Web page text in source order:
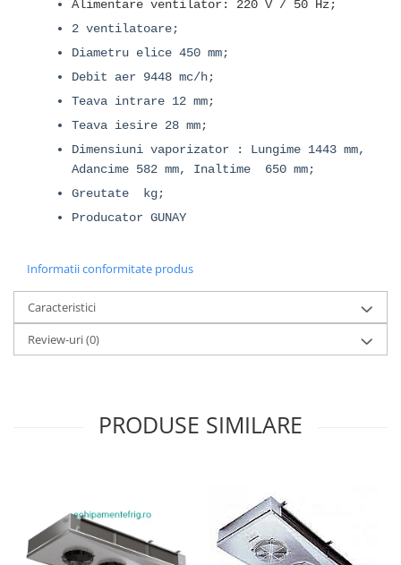
Alimentare ventilator: 220 V / 50 Hz;
2 ventilatoare;
Diametru elice 450 mm;
Debit aer 9448 mc/h;
Teava intrare 12 mm;
Teava iesire 28 mm;
Dimensiuni vaporizator : Lungime 1443 mm,
Adancime 582 mm, Inaltime 650 mm;
Greutate kg;
Producator GUNAY
Informatii conformitate produs
Caracteristici
Review-uri(0)
PRODUSE SIMILARE